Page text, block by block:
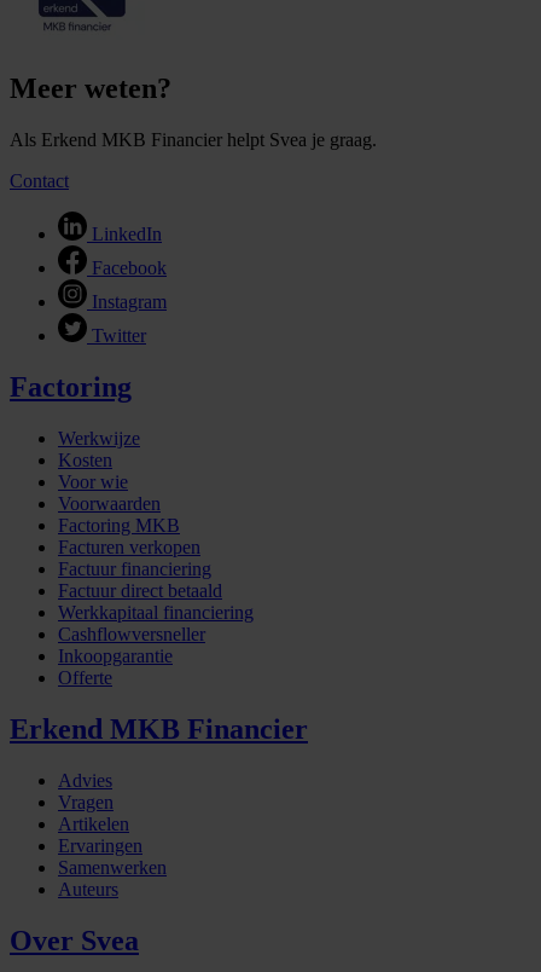
Meer weten?
Als Erkend MKB Financier helpt Svea je graag.
Contact
LinkedIn
Facebook
Instagram
Twitter
Factoring
Werkwijze
Kosten
Voor wie
Voorwaarden
Factoring MKB
Facturen verkopen
Factuur financiering
Factuur direct betaald
Werkkapitaal financiering
Cashflowversneller
Inkoopgarantie
Offerte
Erkend MKB Financier
Advies
Vragen
Artikelen
Ervaringen
Samenwerken
Auteurs
Over Svea